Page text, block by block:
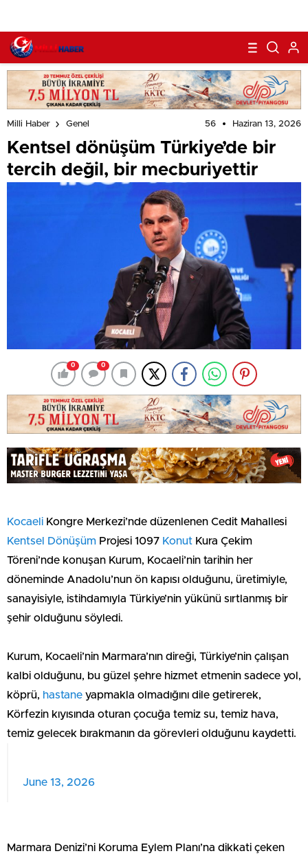
Milli Haber Genel 56 Haziran 13, 2026
Kentsel dönüşüm Türkiye’de bir
tercih değil, bir mecburiyettir
0 0
Kocaeli Kongre Merkezi’nde düzenlenen Cedit Mahallesi
Kentsel Dönüşüm Projesi 1097 Konut Kura Çekim
Töreni’nde konuşan Kurum, Kocaeli’nin tarihin her
döneminde Anadolu’nun ön kapısı olduğunu, üretimiyle,
sanayisiyle, istihdamıyla Türkiye’nin yükünü sırtlanmış bir
şehir olduğunu söyledi.
Kurum, Kocaeli’nin Marmara’nın direği, Türkiye’nin çalışan
kalbi olduğunu, bu güzel şehre hizmet etmenin sadece yol,
köprü, hastane yapmakla olmadığını dile getirerek,
Körfezin kıyısında oturan çocuğa temiz su, temiz hava,
temiz gelecek bırakmanın da görevleri olduğunu kaydetti.
June 13, 2026
Marmara Denizi’ni Koruma Eylem Planı’na dikkati çeken